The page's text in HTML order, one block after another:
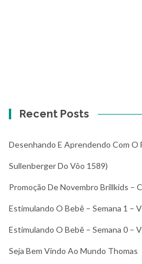
Recent Posts
Desenhando E Aprendendo Com O
Sullenberger Do Vôo 1589)
Promoção De Novembro Brillkids –
Estimulando O Bebê – Semana 1 –
Estimulando O Bebê – Semana 0 –
Seja Bem Vindo Ao Mundo Thomas